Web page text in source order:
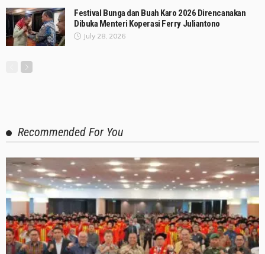
Festival Bunga dan Buah Karo 2026 Direncanakan
Dibuka Menteri Koperasi Ferry Juliantono
July 28, 2026
Recommended For You